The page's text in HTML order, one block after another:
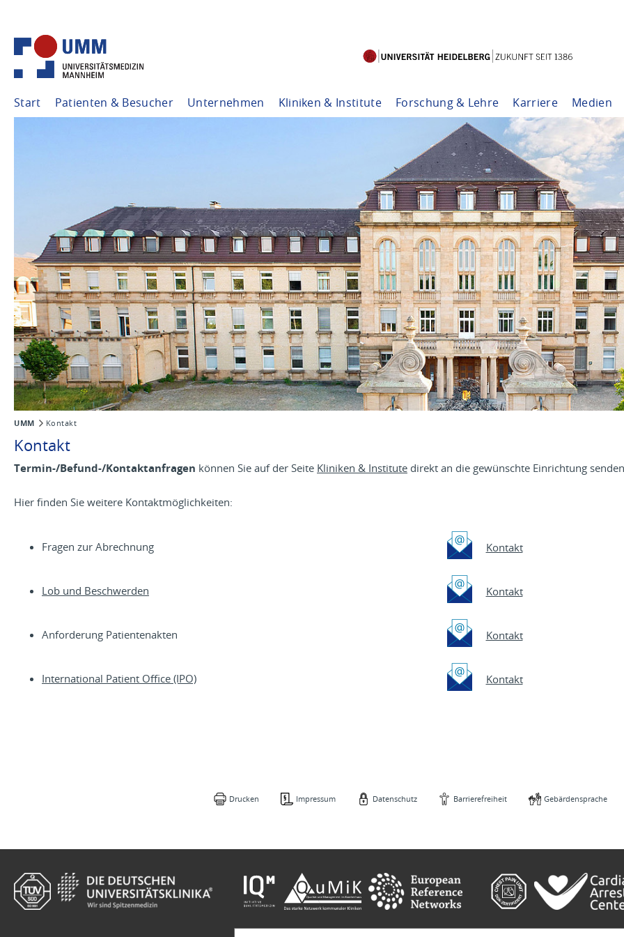
Start Patienten & Besucher Unternehmen Kliniken & Institute Forschung & Lehre Karriere Medien
UMM Kontakt
Kontakt
Termin-/Befund-/Kontaktanfragen können Sie auf der Seite Kliniken & Institute direkt an die gewünschte Einrichtung
Hier finden Sie weitere Kontaktmöglichkeiten:
Fragen zur Abrechnung Kontakt
Lob und Beschwerden Kontakt
Anforderung Patientenakten Kontakt
International Patient Office (IPO) Kontakt
Drucken Impressum Datenschutz Barrierefreiheit Gebärdensprache